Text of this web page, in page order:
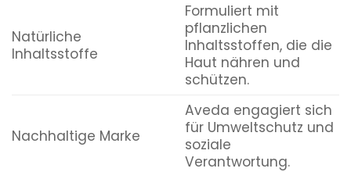
Natürliche
Inhaltsstoffe
Formuliert mit
pflanzlichen
Inhaltsstoffen, die die
Haut nähren und
schützen.
Nachhaltige Marke
Aveda engagiert sich
für Umweltschutz und
soziale
Verantwortung.